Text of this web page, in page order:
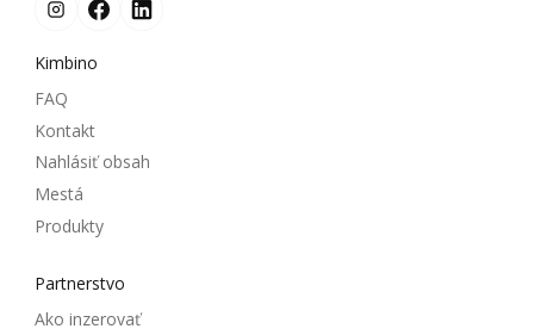
Kimbino
FAQ
Kontakt
Nahlásiť obsah
Mestá
Produkty
Partnerstvo
Ako inzerovať